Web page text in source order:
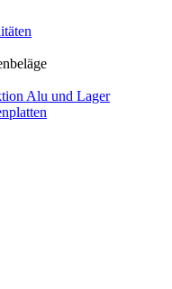
Alu und Lager